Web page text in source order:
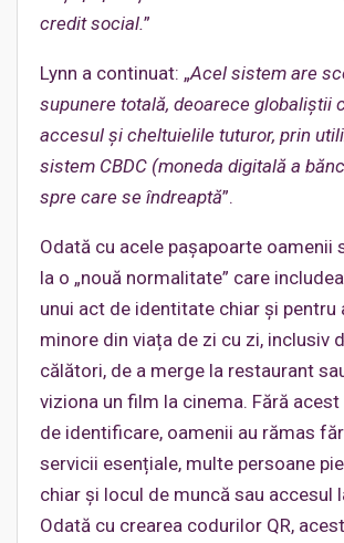
credit social.”
Lynn a continuat: „Acel sistem are
supunere totală, deoarece globaliștii
accesul și cheltuielile tuturor, prin
sistem CBDC (moneda digitală a
spre care se îndreaptă”.
Odată cu acele pașapoarte oamenii
la o „nouă normalitate” care
unui act de identitate chiar și pentru
minore din viața de zi cu zi, inclusiv
călători, de a merge la restaurant
viziona un film la cinema. Fără
de identificare, oamenii au rămas
servicii esențiale, multe persoane
chiar și locul de muncă sau accesul
Odată cu crearea codurilor QR,